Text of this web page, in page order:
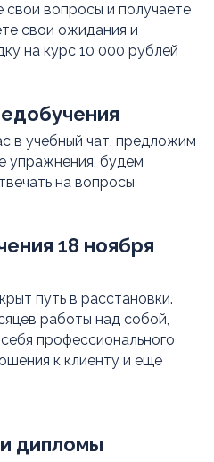
свои вопросы и получаете
свои ожидания и
на курс 10 000 рублей
в учебный чат, предложим
упражнения, будем
на вопросы
18 ноября
путь в расстановки.
работы над собой,
профессионального
к клиенту и еще
дипломы